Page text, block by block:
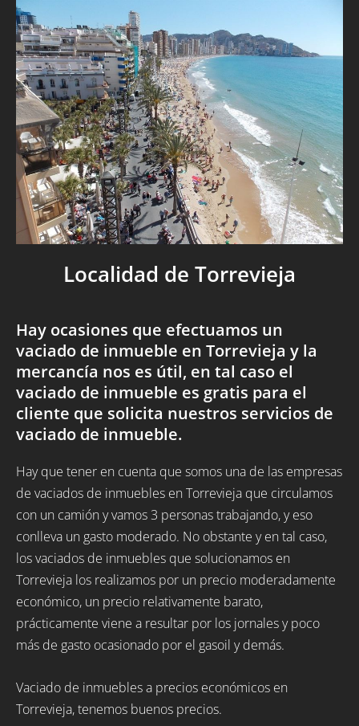
Localidad de Torrevieja
Hay ocasiones que efectuamos un
vaciado de inmueble en Torrevieja y la
mercancía nos es útil, en tal caso el
vaciado de inmueble es gratis para el
cliente que solicita nuestros servicios de
vaciado de inmueble.
Hay que tener en cuenta que somos una de las empresas
de vaciados de inmuebles en Torrevieja que circulamos
con un camión y vamos 3 personas trabajando, y eso
conlleva un gasto moderado. No obstante y en tal caso,
los vaciados de inmuebles que solucionamos en
Torrevieja los realizamos por un precio moderadamente
económico, un precio relativamente barato,
prácticamente viene a resultar por los jornales y poco
más de gasto ocasionado por el gasoil y demás.
Vaciado de inmuebles a precios económicos en
Torrevieja, tenemos buenos precios.